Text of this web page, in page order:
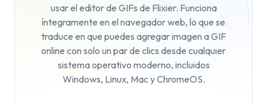
usar el editor de GIFs de Flixier. Funciona
íntegramente en el navegador web, lo que se
traduce en que puedes agregar imagen a GIF
online con solo un par de clics desde cualquier
sistema operativo moderno, incluidos
Windows, Linux, Mac y ChromeOS.